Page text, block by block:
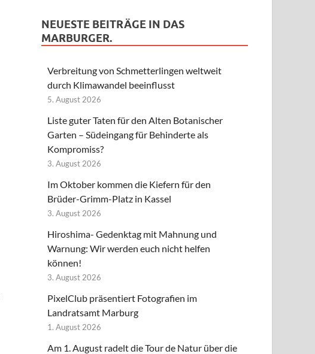
NEUESTE BEITRÄGE IN DAS
MARBURGER.
Verbreitung von Schmetterlingen weltweit
durch Klimawandel beeinflusst
5. August 2026
Liste guter Taten für den Alten Botanischer
Garten – Südeingang für Behinderte als
Kompromiss?
3. August 2026
Im Oktober kommen die Kiefern für den
Brüder-Grimm-Platz in Kassel
3. August 2026
Hiroshima- Gedenktag mit Mahnung und
Warnung: Wir werden euch nicht helfen
können!
3. August 2026
PixelClub präsentiert Fotografien im
Landratsamt Marburg
1. August 2026
Am 1. August radelt die Tour de Natur über die